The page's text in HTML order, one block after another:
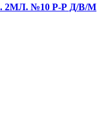
№10 Р-Р Д/В/М